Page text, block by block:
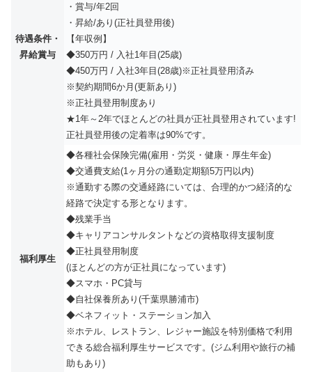
待遇条件・
昇給賞与
・賞与/年2回
・昇給/あり(正社員登用後)
【年収例】
◆350万円 / 入社1年目(25歳)
◆450万円 / 入社3年目(28歳)※正社員登用済み
※契約期間6か月(更新あり)
※正社員登用制度あり
★1年～2年でほとんどの社員が正社員登用されています!
正社員登用後の定着率は90%です。
福利厚生
◆各種社会保険完備(雇用・労災・健康・厚生年金)
◆交通費支給(1ヶ月分の通勤定期額5万円以内)
※通勤する際の交通経路にいては、合理的かつ経済的な
経路で決定する形となります。
◆残業手当
◆キャリアコンサルタントなどの資格取得支援制度
◆正社員登用制度
(ほとんどの方が正社員になっています)
◆スマホ・PC貸与
◆自社保養所あり(千葉県勝浦市)
◆ベネフィット・ステーション加入
※ホテル、レストラン、レジャー施設を特別価格で利用
できる総合福利厚生サービスです。(ジム利用や旅行の補
助もあり)